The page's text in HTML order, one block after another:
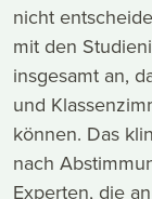
nicht
mit den
insgesamt an,
und
können. Das
nach
Experten, die